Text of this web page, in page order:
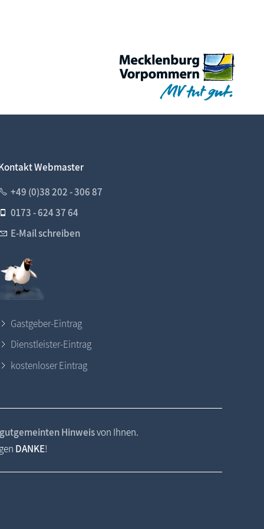
Webmaster
+49 (0)38 202 - 306 87
0173 - 624 37 64
E-Mail schreiben
Gastgeber-Eintrag
Dienstleister-Eintrag
kostenloser Eintrag
gutgemeinten Hinweisvon Ihnen.
DANKE!